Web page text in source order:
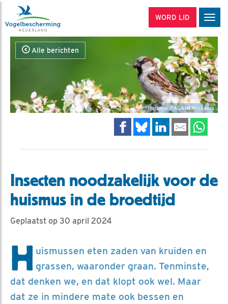
WORD LID
Alle berichten
Huismus / AGAMI Wil Leurs
Insecten noodzakelijk voor de
huismus in de broedtijd
Geplaatst op 30 april 2024
H uismussen eten zaden van kruiden en
grassen, waaronder graan. Tenminste,
dat denken we, en dat klopt ook wel. Maar
dat ze in mindere mate ook bessen en